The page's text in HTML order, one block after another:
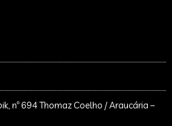
nº 694 Thomaz Coelho / Araucária –